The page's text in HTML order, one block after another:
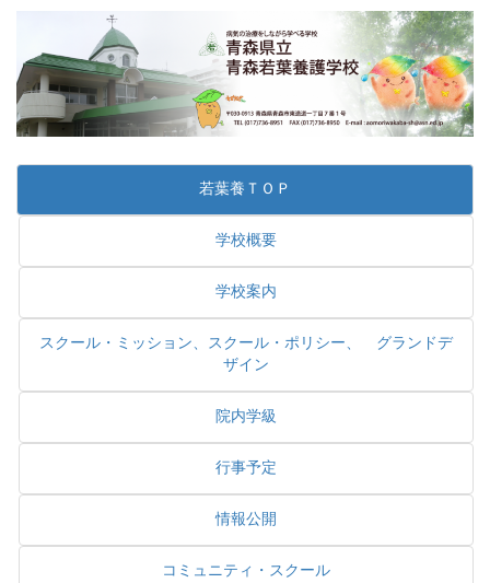
若葉養ＴＯＰ
学校概要
学校案内
スクール・ミッション、スクール・ポリシー、 グランドデ
ザイン
院内学級
行事予定
情報公開
コミュニティ・スクール